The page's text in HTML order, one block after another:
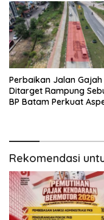
Perbaikan Jalan
Ditarget Rampung
BP Batam Perkuat
Rekomendasi